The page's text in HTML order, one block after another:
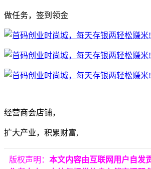
做任务，签到领金
经营商会店铺，
扩大产业，积累财富,
版权声明： 本文内容由互联网用户自发